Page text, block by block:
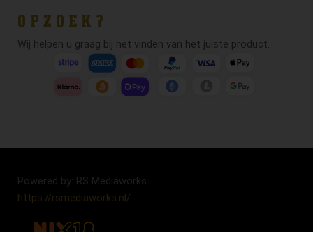
OPZOEK?
Wij helpen u graag bij het vinden van het juiste product.
Powered by: RS Mediaworks
https://rsmediaworks.nl/